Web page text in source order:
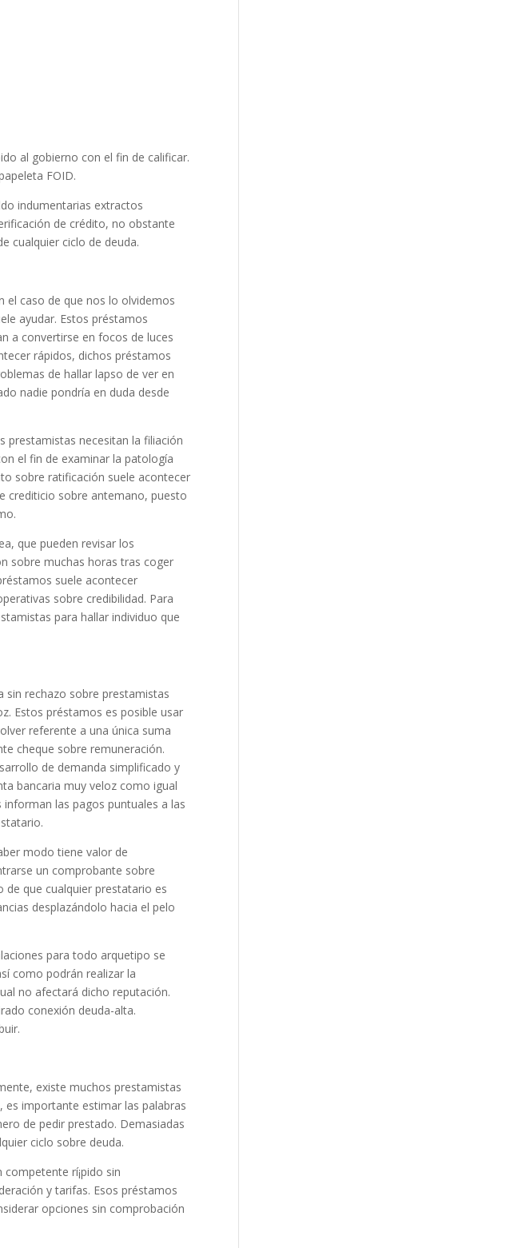
al gobierno con el fin de calificar.
FOID.
indumentarias extractos
de crédito, no obstante
cualquier ciclo de deuda.
el caso de que nos lo olvidemos
ayudar. Estos préstamos
a convertirse en focos de luces
rápidos, dichos préstamos
de hallar lapso de ver en
nadie pondrí­a en duda desde
prestamistas necesitan la filiación
el fin de examinar la patologí­a
sobre ratificación suele acontecer
crediticio sobre antemano, puesto
que pueden revisar los
sobre muchas horas tras coger
suele acontecer
sobre credibilidad. Para
para hallar individuo que
sin rechazo sobre prestamistas
Estos préstamos es posible usar
referente a una única suma
cheque sobre remuneración.
de demanda simplificado y
bancaria muy veloz como igual
las pagos puntuales a las
modo tiene valor de
un comprobante sobre
de que cualquier prestatario es
desplazándolo hacia el pelo
para todo arquetipo se
como podrán realizar la
no afectará dicho reputación.
conexión deuda-alta.
existe muchos prestamistas
importante estimar las palabras
de pedir prestado. Demasiadas
ciclo sobre deuda.
rí¡pido sin
y tarifas. Esos préstamos
opciones sin comprobación